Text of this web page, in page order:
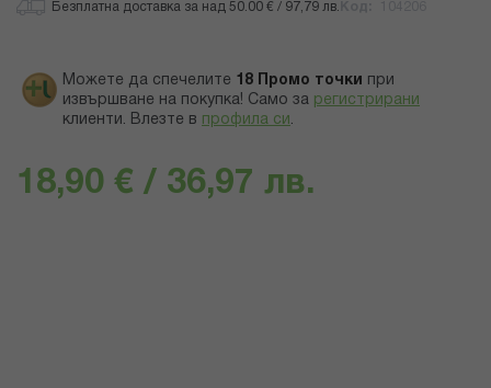
Безплатна доставка за над 50.00 € / 97,79 лв.
Можете да спечелите 18 Промо точки
при
извършване на покупка! Само за регистрирани
клиенти. Влезте в профила си .
18,90 € / 36,97 лв.